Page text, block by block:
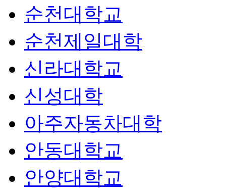
순천대학교
순천제일대학
신라대학교
신성대학
아주자동차대학
안동대학교
안양대학교